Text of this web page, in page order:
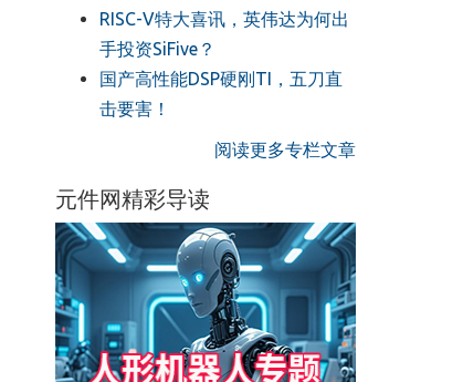
RISC-V特大喜讯，英伟达为何出
手投资SiFive？
国产高性能DSP硬刚TI，五刀直
击要害！
阅读更多专栏文章
元件网精彩导读